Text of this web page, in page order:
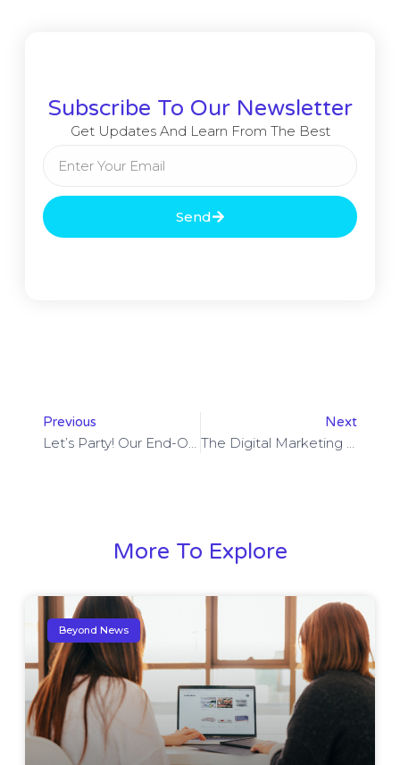
Subscribe To Our Newsletter
Get Updates And Learn From The Best
Send
Previous
Let’s Party! Our End-Of-The-Year Celebration
Next
The Digital Marketing Revolution Is Here Is Here & Now
More To Explore
Beyond News